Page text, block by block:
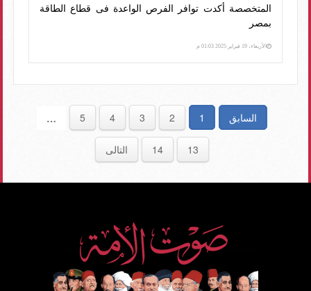
المتخصصة أكدت توافر الفرص الواعدة فى قطاع الطاقة
بمصر
الأربعاء، 19 فبراير 2025 01:03 م
السابق 1
2
3
4
5
…
13
14 التالى